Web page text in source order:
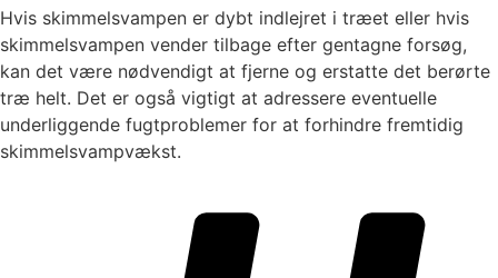
Hvis skimmelsvampen er dybt indlejret i træet eller hvis
skimmelsvampen vender tilbage efter gentagne forsøg,
kan det være nødvendigt at fjerne og erstatte det berørte
træ helt. Det er også vigtigt at adressere eventuelle
underliggende fugtproblemer for at forhindre fremtidig
skimmelsvampvækst.